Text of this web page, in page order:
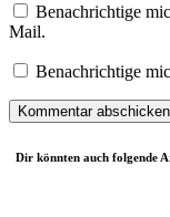
Benachrichtige
Mail.
Benachrichtige
Dir könnten auch folgende